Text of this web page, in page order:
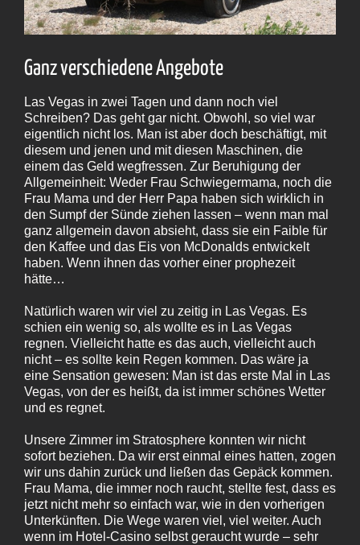
Ganz verschiedene Angebote
Las Vegas in zwei Tagen und dann noch viel
Schreiben? Das geht gar nicht. Obwohl, so viel war
eigentlich nicht los. Man ist aber doch beschäftigt, mit
diesem und jenen und mit diesen Maschinen, die
einem das Geld wegfressen. Zur Beruhigung der
Allgemeinheit: Weder Frau Schwiegermama, noch die
Frau Mama und der Herr Papa haben sich wirklich in
den Sumpf der Sünde ziehen lassen – wenn man mal
ganz allgemein davon absieht, dass sie ein Faible für
den Kaffee und das Eis von McDonalds entwickelt
haben. Wenn ihnen das vorher einer prophezeit
hätte…
Natürlich waren wir viel zu zeitig in Las Vegas. Es
schien ein wenig so, als wollte es in Las Vegas
regnen. Vielleicht hatte es das auch, vielleicht auch
nicht – es sollte kein Regen kommen. Das wäre ja
eine Sensation gewesen: Man ist das erste Mal in Las
Vegas, von der es heißt, da ist immer schönes Wetter
und es regnet.
Unsere Zimmer im Stratosphere konnten wir nicht
sofort beziehen. Da wir erst einmal eines hatten, zogen
wir uns dahin zurück und ließen das Gepäck kommen.
Frau Mama, die immer noch raucht, stellte fest, dass es
jetzt nicht mehr so einfach war, wie in den vorherigen
Unterkünften. Die Wege waren viel, viel weiter. Auch
wenn im Hotel-Casino selbst geraucht wurde – sehr